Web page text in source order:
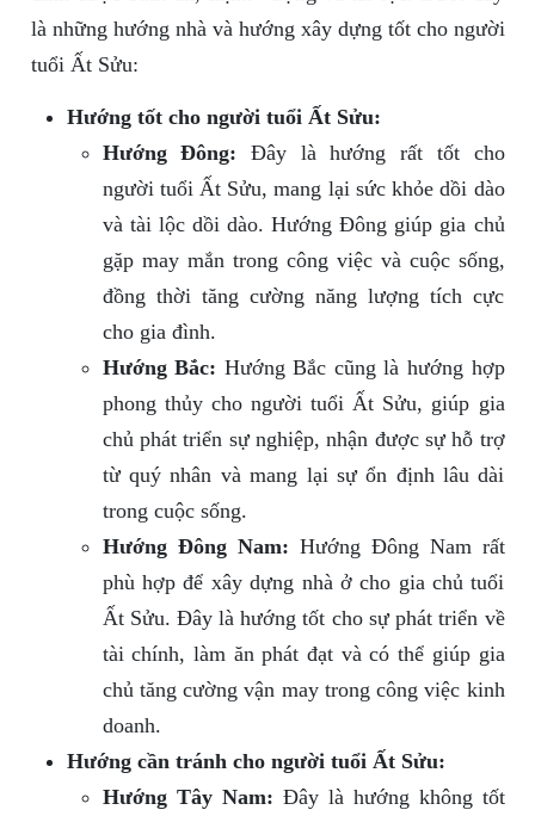
là những hướng nhà và hướng xây dựng tốt cho người
tuổi Ất Sửu:
Hướng tốt cho người tuổi Ất Sửu:
Hướng Đông: Đây là hướng rất tốt cho
người tuổi Ất Sửu, mang lại sức khỏe dồi dào
và tài lộc dồi dào. Hướng Đông giúp gia chủ
gặp may mắn trong công việc và cuộc sống,
đồng thời tăng cường năng lượng tích cực
cho gia đình.
Hướng Bắc: Hướng Bắc cũng là hướng hợp
phong thủy cho người tuổi Ất Sửu, giúp gia
chủ phát triển sự nghiệp, nhận được sự hỗ trợ
từ quý nhân và mang lại sự ổn định lâu dài
trong cuộc sống.
Hướng Đông Nam: Hướng Đông Nam rất
phù hợp để xây dựng nhà ở cho gia chủ tuổi
Ất Sửu. Đây là hướng tốt cho sự phát triển về
tài chính, làm ăn phát đạt và có thể giúp gia
chủ tăng cường vận may trong công việc kinh
doanh.
Hướng cần tránh cho người tuổi Ất Sửu:
Hướng Tây Nam: Đây là hướng không tốt